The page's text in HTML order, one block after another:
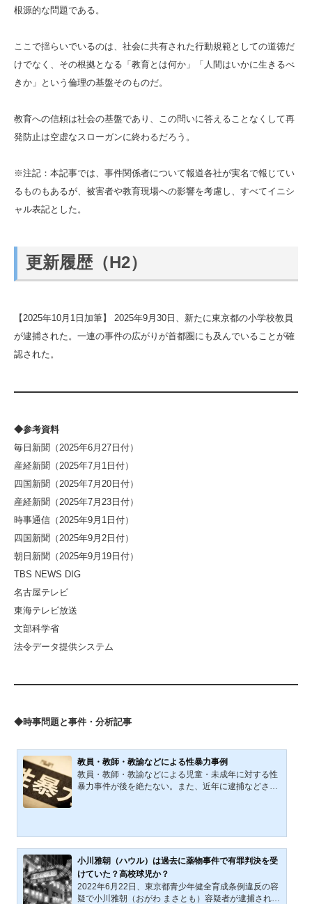
根源的な問題である。
ここで揺らいでいるのは、社会に共有された行動規範としての道徳だ
けでなく、その根拠となる「教育とは何か」「人間はいかに生きるべ
きか」という倫理の基盤そのものだ。
教育への信頼は社会の基盤であり、この問いに答えることなくして再
発防止は空虚なスローガンに終わるだろう。
※注記：本記事では、事件関係者について報道各社が実名で報じてい
るものもあるが、被害者や教育現場への影響を考慮し、すべてイニシ
ャル表記とした。
更新履歴（H2）
【2025年10月1日加筆】 2025年9月30日、新たに東京都の小学校教員
が逮捕された。一連の事件の広がりが首都圏にも及んでいることが確
認された。
◆参考資料
毎日新聞（2025年6月27日付）
産経新聞（2025年7月1日付）
四国新聞（2025年7月20日付）
産経新聞（2025年7月23日付）
時事通信（2025年9月1日付）
四国新聞（2025年9月2日付）
朝日新聞（2025年9月19日付）
TBS NEWS DIG
名古屋テレビ
東海テレビ放送
文部科学省
法令データ提供システム
◆時事問題と事件・分析記事
教員・教師・教諭などによる性暴力事例
教員・教師・教諭などによる児童・未成年に対する性
暴力事件が後を絶たない。また、近年に逮捕などされ
者が望まないため告発しなかったケースが49件あっ
た」（引用：「児童・生徒にわいせつ行為やセクハ
ラ…教員215人を処分 21年度 9年連続200人越え
東京新聞2022年12月27日 20...
小川雅朝（ハウル）は過去に薬物事件で有罪判決を受
けていた？高校球児か？
2022年6月22日、東京都青少年健全育成条例違反の容
疑で小川雅朝（おがわ まさとも）容疑者が逮捕され